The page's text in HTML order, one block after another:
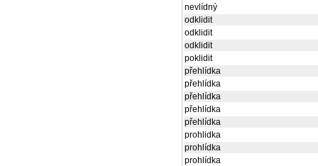
nevlídný
odklidit
odklidit
odklidit
poklidit
přehlídka
přehlídka
přehlídka
přehlídka
přehlídka
prohlidka
prohlídka
prohlídka